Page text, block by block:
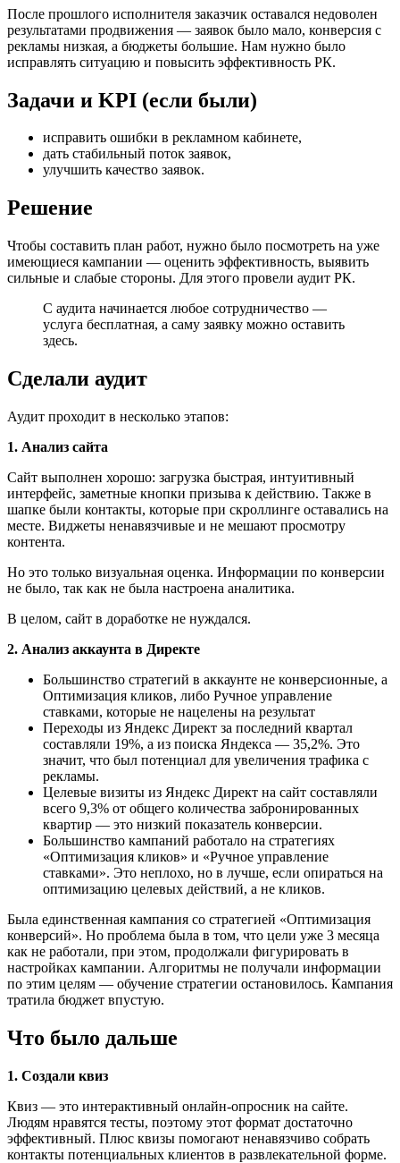
После прошлого исполнителя заказчик оставался недоволен
результатами продвижения — заявок было мало, конверсия с
рекламы низкая, а бюджеты большие. Нам нужно было
исправлять ситуацию и повысить эффективность РК.
Задачи и KPI (если были)
исправить ошибки в рекламном кабинете,
дать стабильный поток заявок,
улучшить качество заявок.
Решение
Чтобы составить план работ, нужно было посмотреть на уже
имеющиеся кампании — оценить эффективность, выявить
сильные и слабые стороны. Для этого провели аудит РК.
С аудита начинается любое сотрудничество —
услуга бесплатная, а саму заявку можно оставить
здесь.
Сделали аудит
Аудит проходит в несколько этапов:
1. Анализ сайта
Сайт выполнен хорошо: загрузка быстрая, интуитивный
интерфейс, заметные кнопки призыва к действию. Также в
шапке были контакты, которые при скроллинге оставались на
месте. Виджеты ненавязчивые и не мешают просмотру
контента.
Но это только визуальная оценка. Информации по конверсии
не было, так как не была настроена аналитика.
В целом, сайт в доработке не нуждался.
2. Анализ аккаунта в Директе
Большинство стратегий в аккаунте не конверсионные, а
Оптимизация кликов, либо Ручное управление
ставками, которые не нацелены на результат
Переходы из Яндекс Директ за последний квартал
составляли 19%, а из поиска Яндекса — 35,2%. Это
значит, что был потенциал для увеличения трафика с
рекламы.
Целевые визиты из Яндекс Директ на сайт составляли
всего 9,3% от общего количества забронированных
квартир — это низкий показатель конверсии.
Большинство кампаний работало на стратегиях
«Оптимизация кликов» и «Ручное управление
ставками». Это неплохо, но в лучше, если опираться на
оптимизацию целевых действий, а не кликов.
Была единственная кампания со стратегией «Оптимизация
конверсий». Но проблема была в том, что цели уже 3 месяца
как не работали, при этом, продолжали фигурировать в
настройках кампании. Алгоритмы не получали информации
по этим целям — обучение стратегии остановилось. Кампания
тратила бюджет впустую.
Что было дальше
1. Создали квиз
Квиз — это интерактивный онлайн-опросник на сайте.
Людям нравятся тесты, поэтому этот формат достаточно
эффективный. Плюс квизы помогают ненавязчиво собрать
контакты потенциальных клиентов в развлекательной форме.